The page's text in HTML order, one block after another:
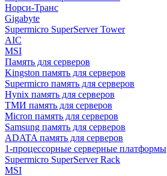
Норси-Транс
Gigabyte
Supermicro SuperServer Tower
AIC
MSI
Память для серверов
Kingston память для серверов
Supermicro память для серверов
Hynix память для серверов
ТМИ память для серверов
Micron память для серверов
Samsung память для серверов
ADATA память для серверов
1-процессорные серверные платформы
Supermicro SuperServer Rack
MSI